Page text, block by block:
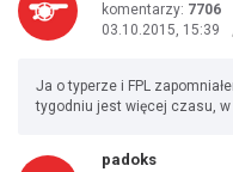
komentarzy: 7706
03.10.2015, 15:39
Ja o typerze i FPL
tygodniu jest więcej czasu,
padoks